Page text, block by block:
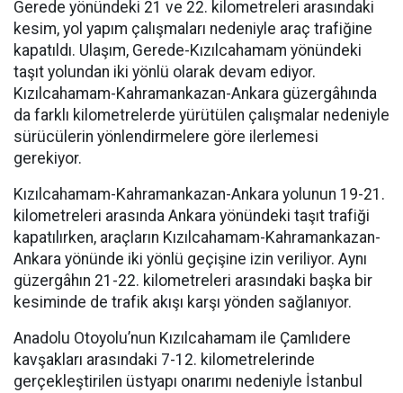
Gerede yönündeki 21 ve 22. kilometreleri arasındaki
kesim, yol yapım çalışmaları nedeniyle araç trafiğine
kapatıldı. Ulaşım, Gerede-Kızılcahamam yönündeki
taşıt yolundan iki yönlü olarak devam ediyor.
Kızılcahamam-Kahramankazan-Ankara güzergâhında
da farklı kilometrelerde yürütülen çalışmalar nedeniyle
sürücülerin yönlendirmelere göre ilerlemesi
gerekiyor.
Kızılcahamam-Kahramankazan-Ankara yolunun 19-21.
kilometreleri arasında Ankara yönündeki taşıt trafiği
kapatılırken, araçların Kızılcahamam-Kahramankazan-
Ankara yönünde iki yönlü geçişine izin veriliyor. Aynı
güzergâhın 21-22. kilometreleri arasındaki başka bir
kesiminde de trafik akışı karşı yönden sağlanıyor.
Anadolu Otoyolu’nun Kızılcahamam ile Çamlıdere
kavşakları arasındaki 7-12. kilometrelerinde
gerçekleştirilen üstyapı onarımı nedeniyle İstanbul